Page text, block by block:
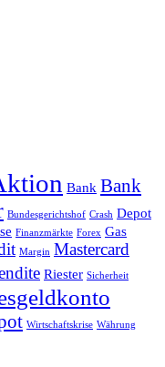
Bank Bank
Bundesgerichtshof Crash Depot
Finanzmärkte Forex Gas
Margin Mastercard
Riester Sicherheit
Wirtschaftskrise Währung